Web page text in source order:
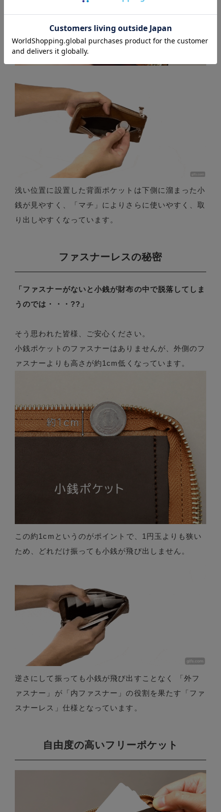
浅い位置に設置した背面ポケットは下側に溜まった小
銭が見やすく、「マチ」によりさらに使いやすく、取
り出しやすくなっています。
ファスナーレスの秘密
「ファスナーがないと小銭が財布の中で脱落してしま
うのでは・・・??」
そう思われた皆様、ご安心ください。
小銭ポケットのファスナーはありませんが、外側のフ
ァスナーよりも高さが約1cm低くなっています。
この約1cmというのがポイントで、1円玉よりも狭い
ため、どれだけ振っても小銭が飛び出しません。
逆さにして振っても小銭が飛び出すことなく 「外フ
ァスナー」が「内ファスナー」の役割を果たす「ファ
スナーレス」仕様となっています。
自由度の高いフリーポケット